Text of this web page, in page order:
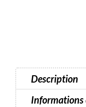
résidu
15
ml
Description
Informations